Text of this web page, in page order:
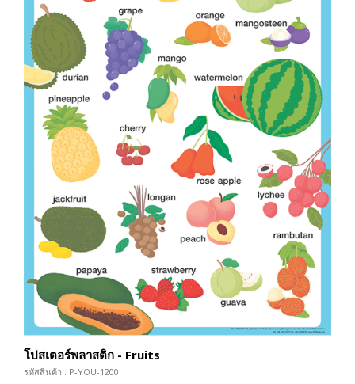
โปสเตอร์พลาสติก - Fruits
รหัสสินค้า : P-YOU-1200